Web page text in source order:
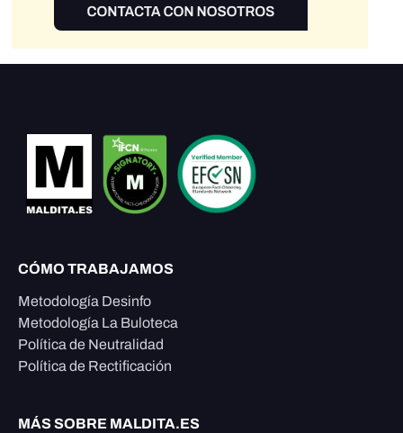
CÓMO TRABAJAMOS
Metodología Desinfo
Metodología La Buloteca
Política de Neutralidad
Política de Rectificación
MÁS SOBRE MALDITA.ES